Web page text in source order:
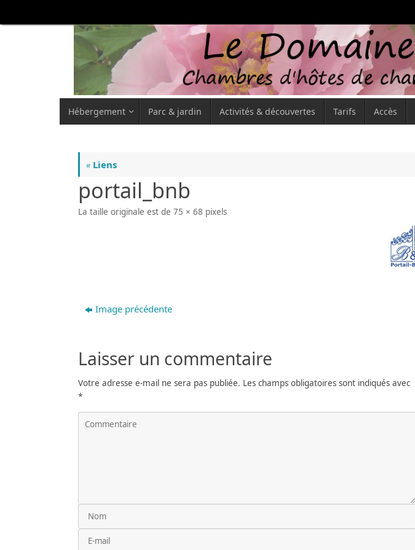
Hébergement Parc & jardin Activités & découvertes Tarifs Accès
« Liens
portail_bnb
La taille originale est de 75 × 68 pixels
Image précédente
Laisser un commentaire
Votre adresse e-mail ne sera pas publiée. Les champs obligatoires sont indiqués avec
*